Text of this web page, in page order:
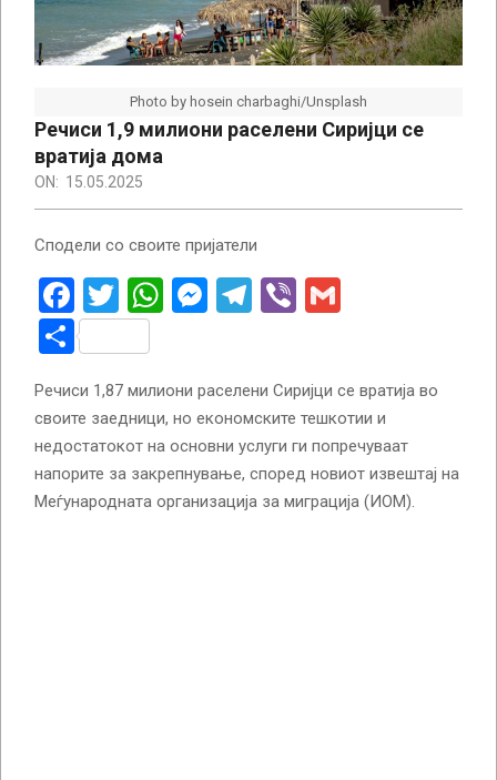
Photo by hosein charbaghi/Unsplash
Речиси 1,9 милиони раселени Сиријци се
вратија дома
ON: 15.05.2025
Сподели со своите пријатели
Facebook
Twitter
WhatsApp
Messenger
Telegram
Viber
Share
Речиси 1,87 милиони раселени Сиријци се вратија во
своите заедници, но економските тешкотии и
недостатокот на основни услуги ги попречуваат
напорите за закрепнување, според новиот извештај на
Меѓународната организација за миграција (ИОМ).